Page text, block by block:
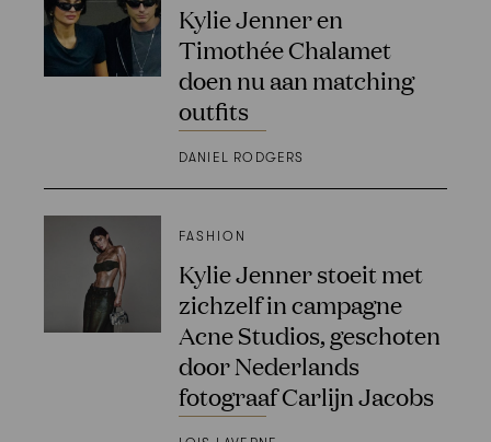
Kylie Jenner en
Timothée Chalamet
doen nu aan matching
outfits
DANIEL RODGERS
FASHION
Kylie Jenner stoeit met
zichzelf in campagne
Acne Studios, geschoten
door Nederlands
fotograaf Carlijn Jacobs